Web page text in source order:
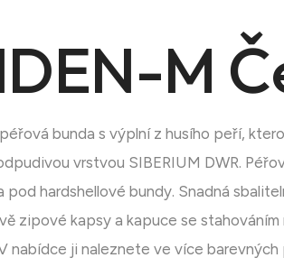
M
bunda s výplní z husího peří,
vrstvou SIBERIUM DWR.
hardshellové bundy. Snadná
zipové kapsy a kapuce se
nabídce ji naleznete ve více